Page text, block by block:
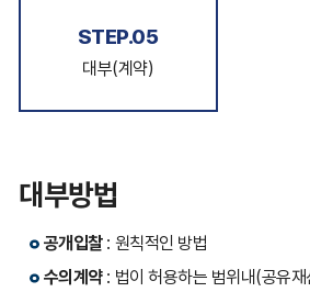
STEP.05
대부(계약)
대부방법
공개입찰: 원칙적인 방법
수의계약: 법이 허용하는 범위내(공유재